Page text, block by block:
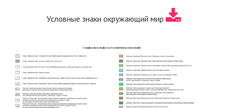
Условные знаки окружающий мир